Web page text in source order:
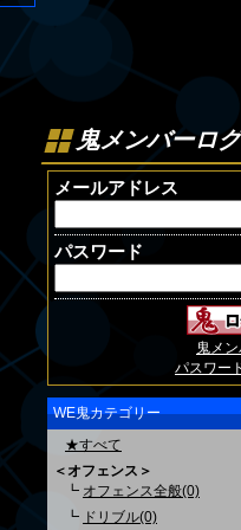
鬼メンバーロ
メールアドレス
パスワード
鬼メ
パスワー
WE鬼カテゴリー
★すべて
＜オフェンス＞
┗ オフェンス全般(0)
┗ ドリブル(0)